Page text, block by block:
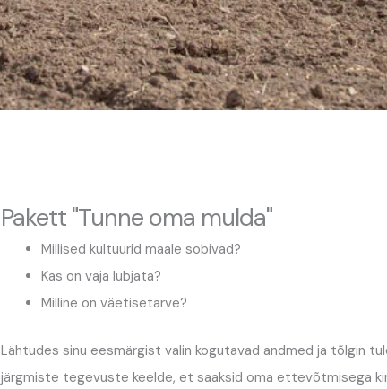
Pakett "Tunne oma mulda"
Millised kultuurid maale sobivad?
Kas on vaja lubjata?
Milline on väetisetarve?
Lähtudes sinu eesmärgist valin kogutavad andmed ja tõlgin
järgmiste tegevuste keelde, et saaksid oma ettevõtmisega